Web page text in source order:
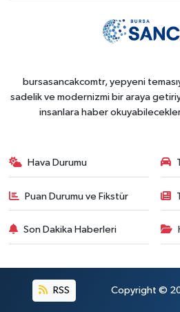
bursasancakcomtr, yepyeni
sadelik ve modernizmi bir araya
insanlara haber
Hava Durumu
Puan Durumu ve Fikstür
Son Dakika Haberleri
RSS Copyright ©